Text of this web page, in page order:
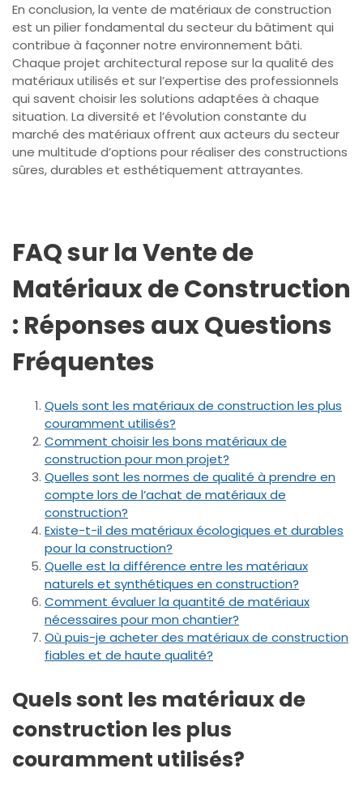
En conclusion, la vente de matériaux de construction
est un pilier fondamental du secteur du bâtiment qui
contribue à façonner notre environnement bâti.
Chaque projet architectural repose sur la qualité des
matériaux utilisés et sur l’expertise des professionnels
qui savent choisir les solutions adaptées à chaque
situation. La diversité et l’évolution constante du
marché des matériaux offrent aux acteurs du secteur
une multitude d’options pour réaliser des constructions
sûres, durables et esthétiquement attrayantes.
FAQ sur la Vente de
Matériaux de Construction
: Réponses aux Questions
Fréquentes
Quels sont les matériaux de construction les plus
couramment utilisés?
Comment choisir les bons matériaux de
construction pour mon projet?
Quelles sont les normes de qualité à prendre en
compte lors de l’achat de matériaux de
construction?
Existe-t-il des matériaux écologiques et durables
pour la construction?
Quelle est la différence entre les matériaux
naturels et synthétiques en construction?
Comment évaluer la quantité de matériaux
nécessaires pour mon chantier?
Où puis-je acheter des matériaux de construction
fiables et de haute qualité?
Quels sont les matériaux de
construction les plus
couramment utilisés?